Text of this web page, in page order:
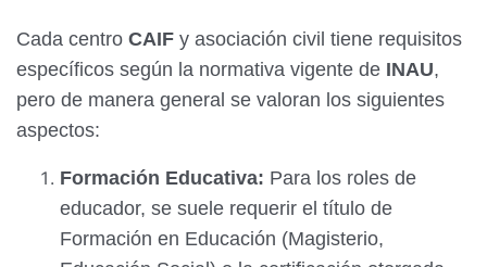
Cada centro CAIF y asociación civil tiene requisitos
específicos según la normativa vigente de INAU,
pero de manera general se valoran los siguientes
aspectos:
Formación Educativa: Para los roles de
educador, se suele requerir el título de
Formación en Educación (Magisterio,